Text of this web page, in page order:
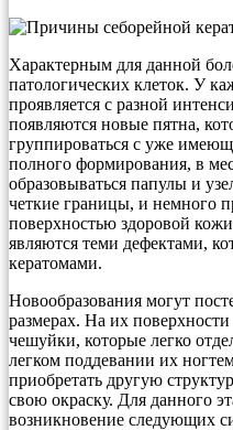
Характерным для данной
патологических клеток. У
проявляется с разной
появляются новые пятна,
группироваться с уже
полного формирования, в
образовываться папулы и
четкие границы, и немного
поверхностью здоровой
являются теми дефектами,
кератомами.
Новообразования могут
размерах. На их
чешуйки, которые легко
легком поддевании их
приобретать другую
свою окраску. Для данного
возникновение следующих